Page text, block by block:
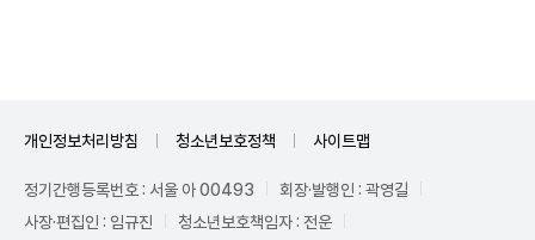
개인정보처리방침 청소년보호정책 사이트맵
정기간행등록번호 : 서울 아 00493
회장·발행인 : 곽영길
사장·편집인 : 임규진
청소년보호책임자 : 전운